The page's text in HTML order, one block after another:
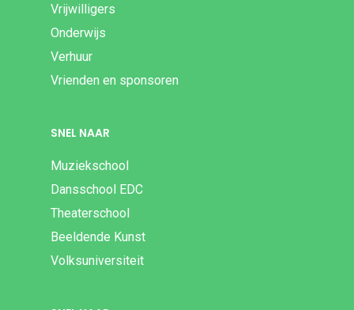
Vrijwilligers
Onderwijs
Verhuur
Vrienden en sponsoren
SNEL NAAR
Muziekschool
Dansschool EDC
Theaterschool
Beeldende Kunst
Volksuniversiteit